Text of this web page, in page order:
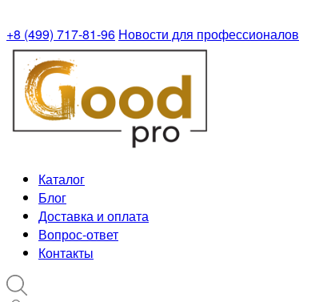
+8 (499) 717-81-96 Новости для профессионалов
Каталог
Блог
Доставка и оплата
Вопрос-ответ
Контакты